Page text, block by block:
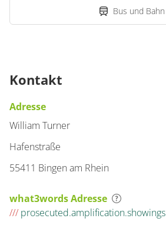
Bus und Bahn
Kontakt
Adresse
William Turner
Hafenstraße
55411 Bingen am Rhein
what3words Adresse
/// prosecuted.amplification.showings